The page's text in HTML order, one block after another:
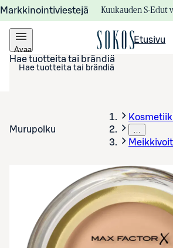
Markkinointiviestejä Kuukauden S-Edut
Avaa
valikko
Etusivu
Hae tuotteita tai brändiä
Murupolku …